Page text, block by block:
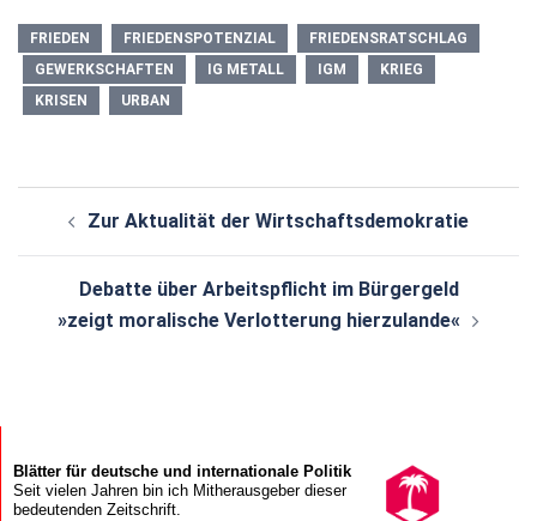
FRIEDEN FRIEDENSPOTENZIAL
FRIEDENSRATSCHLAG
GEWERKSCHAFTEN
IG METALL IGM
KRIEG
KRISEN
URBAN
Beitragsnavigation
Zur Aktualität der Wirtschaftsdemokratie
Debatte über Arbeitspflicht im Bürgergeld
»zeigt moralische Verlotterung hierzulande«
Blätter für deutsche und internationale Politik
Seit vielen Jahren bin ich Mitherausgeber dieser
bedeutenden Zeitschrift.